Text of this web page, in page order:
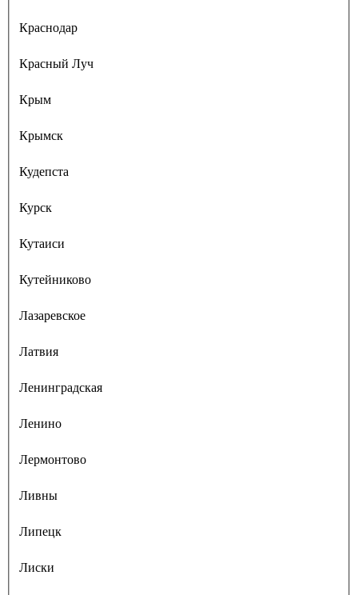
Краснодар
Красный Луч
Крым
Крымск
Кудепста
Курск
Кутаиси
Кутейниково
Лазаревское
Латвия
Ленинградская
Ленино
Лермонтово
Ливны
Липецк
Лиски